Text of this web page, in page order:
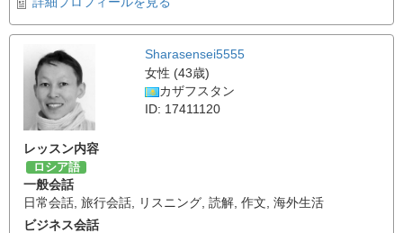
Sharasensei5555
女性 (43歳)
カザフスタン
ID: 17411120
レッスン内容
ロシア語
一般会話
日常会話 旅行会話 リスニング 読解 作文 海外生活
ビジネス会話